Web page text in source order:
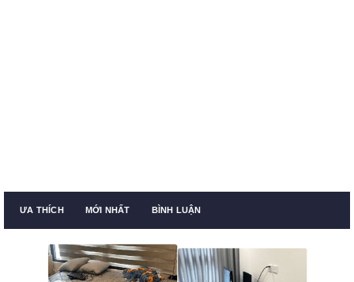
ƯA THÍCH MỚI NHẤT BÌNH LUẬN